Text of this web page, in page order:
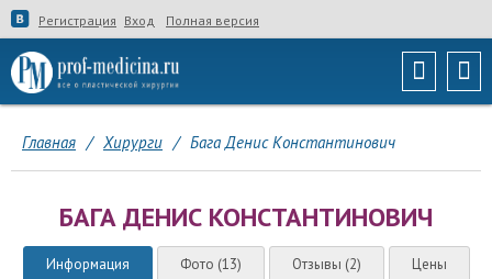
Регистрация Вход Полная версия
Главная / Хирурги / Бага Денис Константинович
БАГА ДЕНИС КОНСТАНТИНОВИЧ
Информация Фото (13) Отзывы (2) Цены